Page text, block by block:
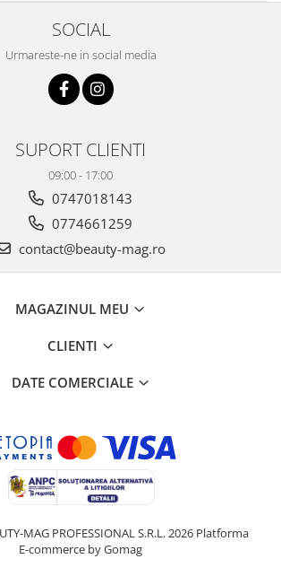
SOCIAL
Urmareste-ne in social media
SUPORT CLIENTI
09:00 - 17:00
0747018143
0774661259
contact@beauty-mag.ro
MAGAZINUL MEU
CLIENTI
DATE COMERCIALE
MAG PROFESSIONAL S.R.L. 2026 Platforma
E-commerce by Gomag